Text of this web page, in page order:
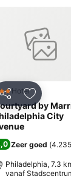
favorieten
Delen
Hotel
by
City
Zeer goed (
Philadelphia, 7.3
vanaf